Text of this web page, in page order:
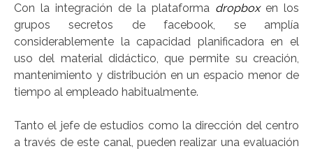
Con la integración de la plataforma dropboxen los
grupos secretos de facebook, se amplía
considerablemente la capacidad planificadora en el
uso del material didáctico, que permite su creación,
mantenimiento y distribución en un espacio menor de
tiempo al empleado habitualmente.
Tanto el jefe de estudios como la dirección del centro
a través de este canal, pueden realizar una evaluación